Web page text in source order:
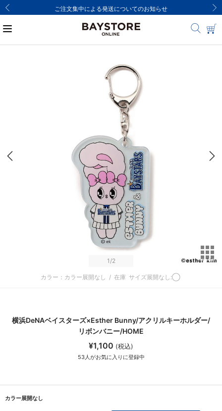
ご注文集中による発送についてのお知らせ
1/2
カラー：カラー展開なし / 在庫 サイズ展開なし:◯
横浜DeNAベイスターズ×Esther Bunny/アクリルキーホルダー/
リボンバニー/HOME
¥1,100 (税込)
53人がお気に入りに登録中
カラー展開なし